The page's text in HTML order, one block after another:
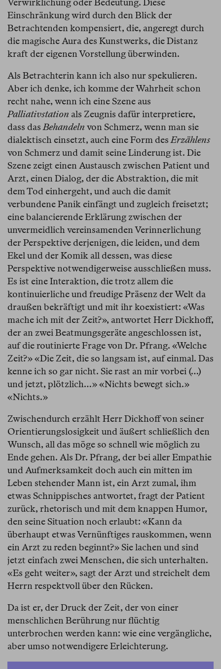
Verwirklichung oder Bedeutung. Diese
Einschränkung wird durch den Blick der
Betrachtenden kompensiert, die, angeregt durch
die magische Aura des Kunstwerks, die Distanz
kraft der eigenen Vorstellung überwinden.
Als Betrachterin kann ich also nur spekulieren.
Aber ich denke, ich komme der Wahrheit schon
recht nahe, wenn ich eine Szene aus
Palliativstation als Zeugnis dafür interpretiere,
dass dasBehandeln von Schmerz, wenn man sie
dialektisch einsetzt, auch eine Form desErzählens
von Schmerz und damit seine Linderung ist. Die
Szene zeigt einen Austausch zwischen Patient und
Arzt, einen Dialog, der die Abstraktion, die mit
dem Tod einhergeht, und auch die damit
verbundene Panik einfängt und zugleich freisetzt;
eine balancierende Erklärung zwischen der
unvermeidlich vereinsamenden Verinnerlichung
der Perspektive derjenigen, die leiden, und dem
Ekel und der Komik all dessen, was diese
Perspektive notwendigerweise ausschließen muss.
Es ist eine Interaktion, die trotz allem die
kontinuierliche und freudige Präsenz der Welt da
draußen bekräftigt und mit ihr koexistiert: «Was
mache ich mit der Zeit?», antwortet Herr Dickhoff,
der an zwei Beatmungsgeräte angeschlossen ist,
auf die routinierte Frage von Dr. Pfrang. «Welche
Zeit?» «Die Zeit, die so langsam ist, auf einmal. Das
kenne ich so gar nicht. Sie rast an mir vorbei (…)
und jetzt, plötzlich…» «Nichts bewegt sich.»
«Nichts.»
Zwischendurch erzählt Herr Dickhoff von seiner
Orientierungslosigkeit und äußert schließlich den
Wunsch, all das möge so schnell wie möglich zu
Ende gehen. Als Dr. Pfrang, der bei aller Empathie
und Aufmerksamkeit doch auch ein mitten im
Leben stehender Mann ist, ein Arzt zumal, ihm
etwas Schnippisches antwortet, fragt der Patient
zurück, rhetorisch und mit dem knappen Humor,
den seine Situation noch erlaubt: «Kann da
überhaupt etwas Vernünftiges rauskommen, wenn
ein Arzt zu reden beginnt?» Sie lachen und sind
jetzt einfach zwei Menschen, die sich unterhalten.
«Es geht weiter», sagt der Arzt und streichelt dem
Herrn respektvoll über den Rücken.
Da ist er, der Druck der Zeit, der von einer
menschlichen Berührung nur flüchtig
unterbrochen werden kann: wie eine vergängliche,
aber umso notwendigere Erleichterung.